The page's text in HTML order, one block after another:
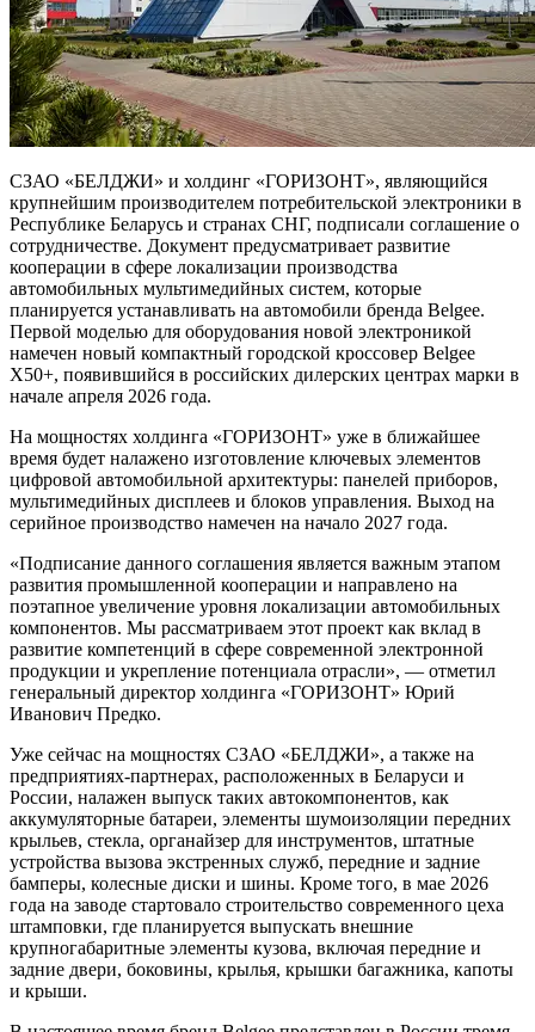
СЗАО «БЕЛДЖИ» и холдинг «ГОРИЗОНТ», являющийся
крупнейшим производителем потребительской электроники в
Республике Беларусь и странах СНГ, подписали соглашение о
сотрудничестве. Документ предусматривает развитие
кооперации в сфере локализации производства
автомобильных мультимедийных систем, которые
планируется устанавливать на автомобили бренда Belgee.
Первой моделью для оборудования новой электроникой
намечен новый компактный городской кроссовер Belgee
X50+, появившийся в российских дилерских центрах марки в
начале апреля 2026 года.
На мощностях холдинга «ГОРИЗОНТ» уже в ближайшее
время будет налажено изготовление ключевых элементов
цифровой автомобильной архитектуры: панелей приборов,
мультимедийных дисплеев и блоков управления. Выход на
серийное производство намечен на начало 2027 года.
«Подписание данного соглашения является важным этапом
развития промышленной кооперации и направлено на
поэтапное увеличение уровня локализации автомобильных
компонентов. Мы рассматриваем этот проект как вклад в
развитие компетенций в сфере современной электронной
продукции и укрепление потенциала отрасли», — отметил
генеральный директор холдинга «ГОРИЗОНТ» Юрий
Иванович Предко.
Уже сейчас на мощностях СЗАО «БЕЛДЖИ», а также на
предприятиях-партнерах, расположенных в Беларуси и
России, налажен выпуск таких автокомпонентов, как
аккумуляторные батареи, элементы шумоизоляции передних
крыльев, стекла, органайзер для инструментов, штатные
устройства вызова экстренных служб, передние и задние
бамперы, колесные диски и шины. Кроме того, в мае 2026
года на заводе стартовало строительство современного цеха
штамповки, где планируется выпускать внешние
крупногабаритные элементы кузова, включая передние и
задние двери, боковины, крылья, крышки багажника, капоты
и крыши.